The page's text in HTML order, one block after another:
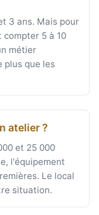
3 ans. Mais pour
5 à 10
métier
plus que les
atelier ?
et 25 000
l'équipement
Le local
situation.